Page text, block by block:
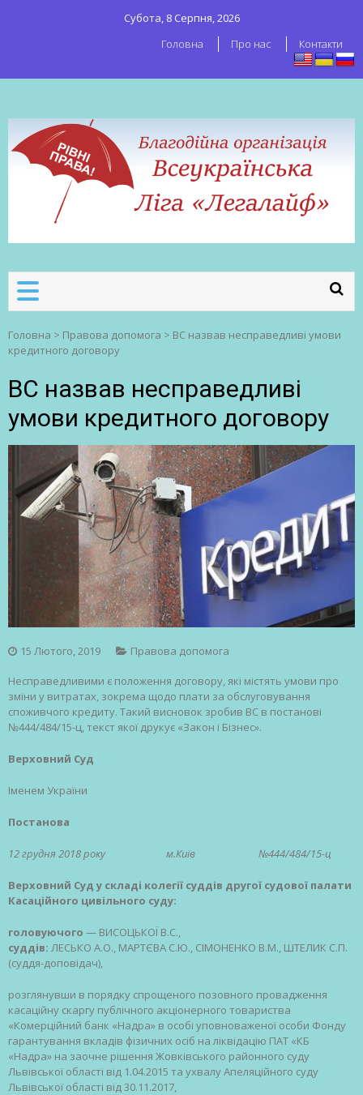
Субота, 8 Серпня, 2026
Головна
Про нас Контакти
робітників
Головна > Правова допомога > ВС назвав несправедливі умови
кредитного договору
ВС назвав несправедливі
умови кредитного договору
15 Лютого, 2019 Правова допомога
Несправедливими є положення договору, які містять умови про
зміни у витратах, зокрема щодо плати за обслуговування
споживчого кредиту. Такий висновок зробив ВС в постанові
№444/484/15-ц, текст якої друкує «Закон і Бізнес».
Верховний Суд
Іменем України
Постанова
12 грудня 2018 року м.Київ №444/484/15-ц
Верховний Суд у складі колегії суддів другої судової палати
Касаційного цивільного суду:
головуючого — ВИСОЦЬКОЇ В.С.,
суддів: ЛЕСЬКО А.О., МАРТЄВА С.Ю., СІМОНЕНКО В.М., ШТЕЛИК С.П.
(суддя-доповідач),
розглянувши в порядку спрощеного позовного провадження
касаційну скаргу публічного акціонерного товариства
«Комерційний банк «Надра» в особі уповноваженої особи Фонду
гарантування вкладів фізичних осіб на ліквідацію ПАТ «КБ
«Надра» на заочне рішення Жовківського районного суду
Львівської області від 1.04.2015 та ухвалу Апеляційного суду
Львівської області від 30.11.2017,